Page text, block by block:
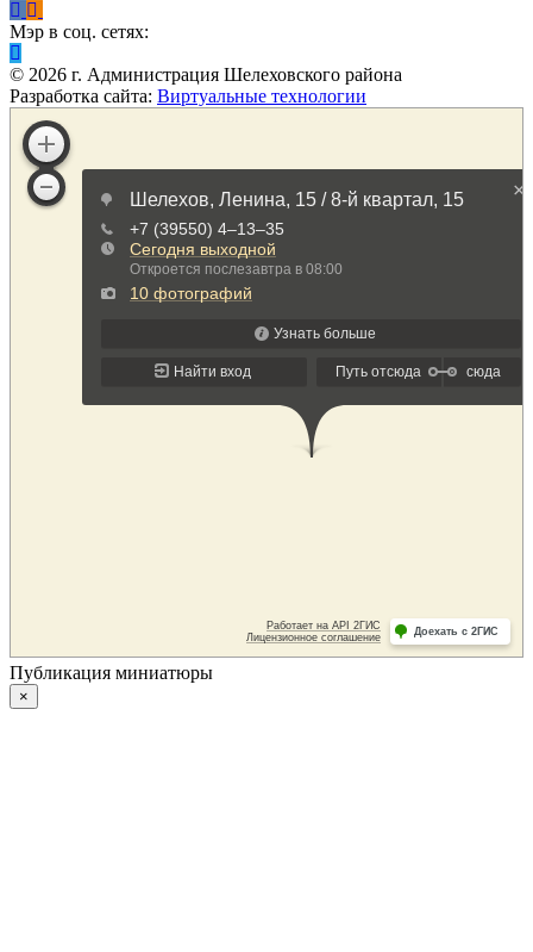
Мэр в соц. сетях:
© 2026 г. Администрация Шелеховского района
Разработка сайта: Виртуальные технологии
Публикация миниатюры
×